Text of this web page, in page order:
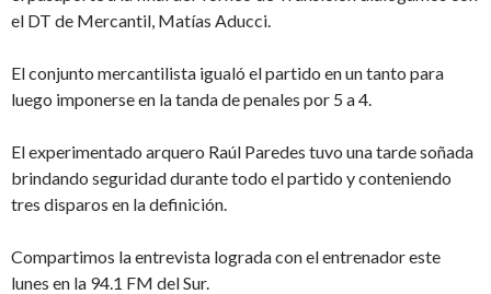
el DT de Mercantil, Matías Aducci.
El conjunto mercantilista igualó el partido en un tanto para
luego imponerse en la tanda de penales por 5 a 4.
El experimentado arquero Raúl Paredes tuvo una tarde soñada
brindando seguridad durante todo el partido y conteniendo
tres disparos en la definición.
Compartimos la entrevista lograda con el entrenador este
lunes en la 94.1 FM del Sur.